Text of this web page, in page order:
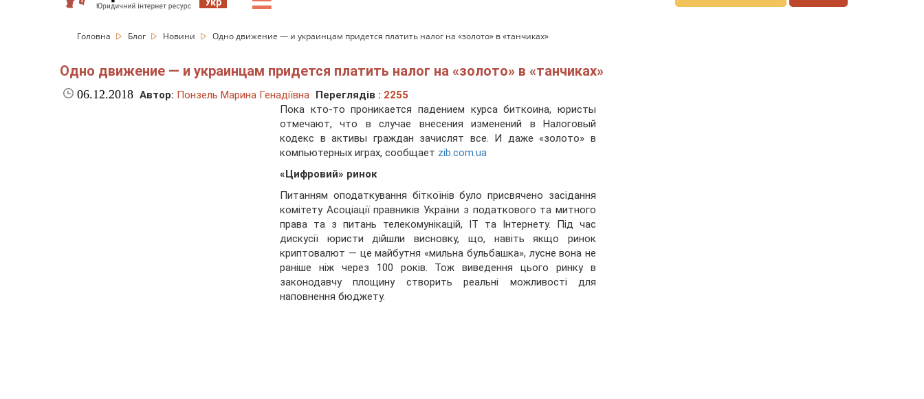
Головна Блог Новини Одно движение — и украинцам придется платить налог на «золото» в «танчиках»
Одно движение — и украинцам придется платить налог на «золото» в «танчиках»
06.12.2018 Автор: Понзель Марина Генадіївна Переглядів : 2255
Пока кто-то проникается падением курса биткоина, юристы
отмечают, что в случае внесения изменений в Налоговый
кодекс в активы граждан зачислят все. И даже «золото» в
компьютерных играх, сообщает zib.com.ua
«Цифровий» ринок
Питанням оподаткування біткоїнів було присвячено засідання
комітету Асоціації правників України з податкового та митного
права та з питань телекомунікацій, ІТ та Інтернету. Під час
дискусії юристи дійшли висновку, що, навіть якщо ринок
криптовалют — це майбутня «мильна бульбашка», лусне вона не
раніше ніж через 100 років. Тож виведення цього ринку в
законодавчу площину створить реальні можливості для
наповнення бюджету.